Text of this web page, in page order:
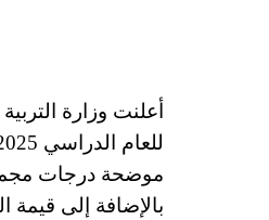
أعلنت وزارة
بالإضافة إلى قيمة